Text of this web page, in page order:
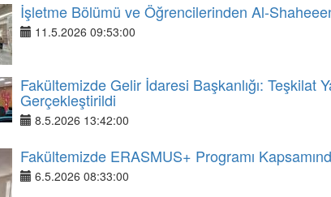
İşletme Bölümü ve Öğrencilerinden Al-
11.5.2026 09:53:00
Fakültemizde Gelir İdaresi Başkanlığı: Teşkilat
Gerçekleştirildi
8.5.2026 13:42:00
Fakültemizde ERASMUS+ Programı
6.5.2026 08:33:00